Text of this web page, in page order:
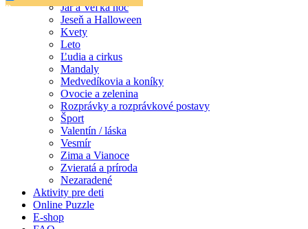
Doprava
Jar a Veľká noc
Jeseň a Halloween
Ľudia a cirkus
Medvedíkovia a koníky
Ovocie a zelenina
Jar a Veľká noc
Jeseň a Halloween
Kvety
Leto
Ľudia a cirkus
Mandaly
Medvedíkovia a koníky
Ovocie a zelenina
Rozprávky a rozprávkové postavy
Šport
Valentín / láska
Vesmír
Zima a Vianoce
Zvieratá a príroda
Nezaradené
Aktivity pre deti
Online Puzzle
E-shop